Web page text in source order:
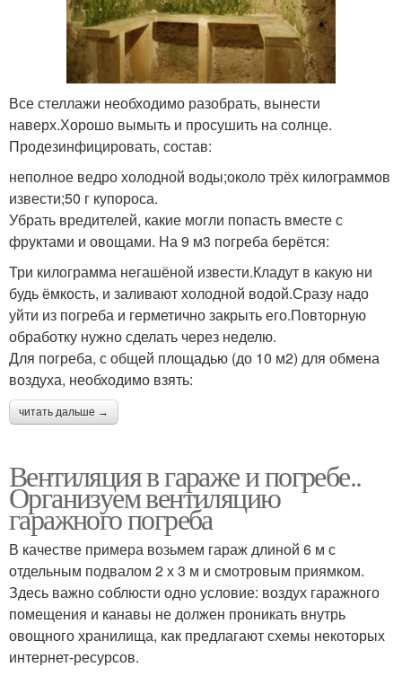
Все стеллажи необходимо разобрать, вынести
наверх.Хорошо вымыть и просушить на солнце.
Продезинфицировать, состав:
неполное ведро холодной воды;около трёх килограммов
извести;50 г купороса.
Убрать вредителей, какие могли попасть вместе с
фруктами и овощами. На 9 м3 погреба берётся:
Три килограмма негашёной извести.Кладут в какую ни
будь ёмкость, и заливают холодной водой.Сразу надо
уйти из погреба и герметично закрыть его.Повторную
обработку нужно сделать через неделю.
Для погреба, с общей площадью (до 10 м2) для обмена
воздуха, необходимо взять:
читать дальше →
Вентиляция в гараже и погребе..
Организуем вентиляцию
гаражного погреба
В качестве примера возьмем гараж длиной 6 м с
отдельным подвалом 2 х 3 м и смотровым приямком.
Здесь важно соблюсти одно условие: воздух гаражного
помещения и канавы не должен проникать внутрь
овощного хранилища, как предлагают схемы некоторых
интернет-ресурсов.